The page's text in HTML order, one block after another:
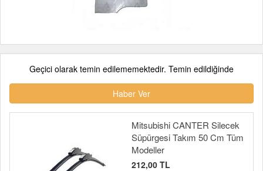
Geçici olarak temin edilememektedir. Temin edildiğinde
Haber Ver
Mitsubishi CANTER Silecek
Süpürgesi Takım 50 Cm Tüm
Modeller
212,00 TL